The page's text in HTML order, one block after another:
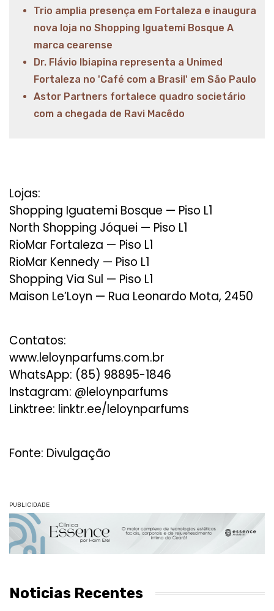
Trio amplia presença em Fortaleza e inaugura
nova loja no Shopping Iguatemi Bosque A
marca cearense
Dr. Flávio Ibiapina representa a Unimed
Fortaleza no 'Café com a Brasil' em São Paulo
Astor Partners fortalece quadro societário
com a chegada de Ravi Macêdo
Lojas:
Shopping Iguatemi Bosque — Piso L1
North Shopping Jóquei — Piso L1
RioMar Fortaleza — Piso L1
RioMar Kennedy — Piso L1
Shopping Via Sul — Piso L1
Maison Le’Loyn — Rua Leonardo Mota, 2450
Contatos:
www.leloynparfums.com.br
WhatsApp: (85) 98895-1846
Instagram: @leloynparfums
Linktree: linktr.ee/leloynparfums
Fonte: Divulgação
PUBLICIDADE
Noticias Recentes